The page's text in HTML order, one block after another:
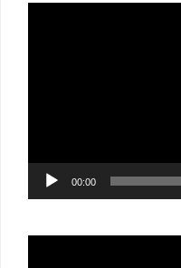
00:00